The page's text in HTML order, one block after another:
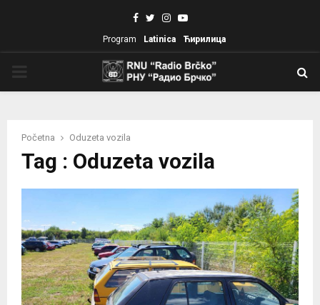
Facebook
TwitterInstagram
Youtube
Program Latinica Ћирилица
Početna Oduzeta vozila
Tag : Oduzeta vozila